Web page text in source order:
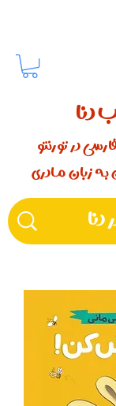
دنا
در تورنتو
بـه زبان مـادری